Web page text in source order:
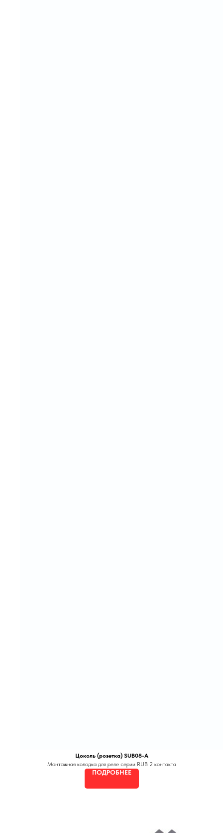
Цоколь (розетка) SUB08-A
Монтажная колодка для реле серии RUB 2 контакта
ПОДРОБНЕЕ